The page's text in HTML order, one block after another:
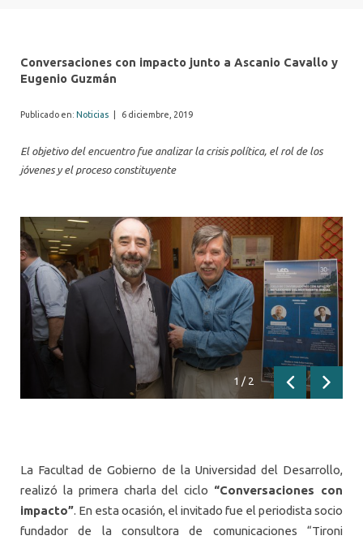
Conversaciones con impacto junto a Ascanio Cavallo y
Eugenio Guzmán
Publicado en: Noticias 6 diciembre, 2019
El objetivo del encuentro fue analizar la crisis política, el rol de los
jóvenes y el proceso constituyente
1 / 2
Anterior
La Facultad de Gobierno de la Universidad del Desarrollo,
realizó la primera charla del ciclo “Conversaciones con
impacto”. En esta ocasión, el invitado fue el periodista socio
fundador de la consultora de comunicaciones “Tironi